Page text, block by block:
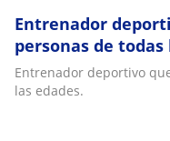
Entrenador
personas de todas
Entrenador deportivo
las edades.